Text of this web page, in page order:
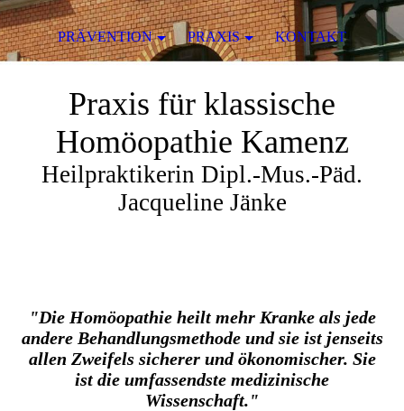
Praxis für klassische
Homöopathie Kamenz
Heilpraktikerin Dipl.-Mus.-Päd.
Jacqueline Jänke
"Die Homöopathie heilt mehr Kranke als jede
andere Behandlungsmethode und sie ist jenseits
allen Zweifels sicherer und ökonomischer. Sie
ist die umfassendste medizinische
Wissenschaft."
PRÄVENTION PRAXIS KONTAKT